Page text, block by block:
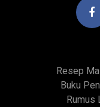
Resep
Buku
Rumus